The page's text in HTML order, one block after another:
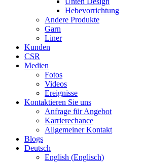
Hebevorrichtung
Andere Produkte
Garn
Liner
Kunden
CSR
Medien
Fotos
Videos
Ereignisse
Kontaktieren Sie uns
Anfrage für Angebot
Karrierechance
Allgemeiner Kontakt
Blogs
Deutsch
English (Englisch)